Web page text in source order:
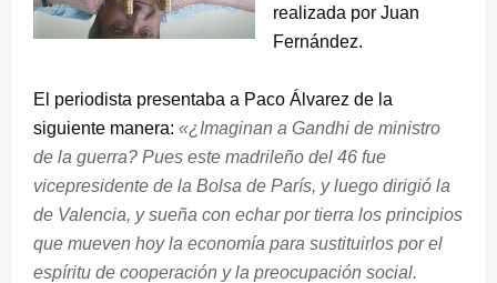
realizada por Juan
Fernández.
El periodista presentaba a Paco Álvarez de la
siguiente manera: «¿Imaginan a Gandhi de ministro
de la guerra? Pues este madrileño del 46 fue
vicepresidente de la Bolsa de París, y luego dirigió la
de Valencia, y sueña con echar por tierra los principios
que mueven hoy la economía para sustituirlos por el
espíritu de cooperación y la preocupación social.